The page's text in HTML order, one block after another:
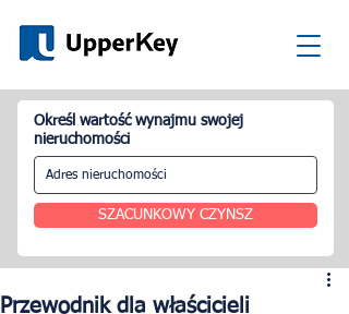
Określ wartość wynajmu swojej
nieruchomości
SZACUNKOWY CZYNSZ
Przewodnik dla właścicieli